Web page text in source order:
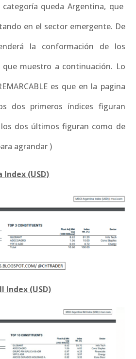
queda Argentina, que
en el sector emergente. De
la conformación de los
que muestro a continuación. Lo
es que en la pagina
dos primeros índices figuran
dos últimos figuran como de
agrandar )
Index (USD)
Index (USD)